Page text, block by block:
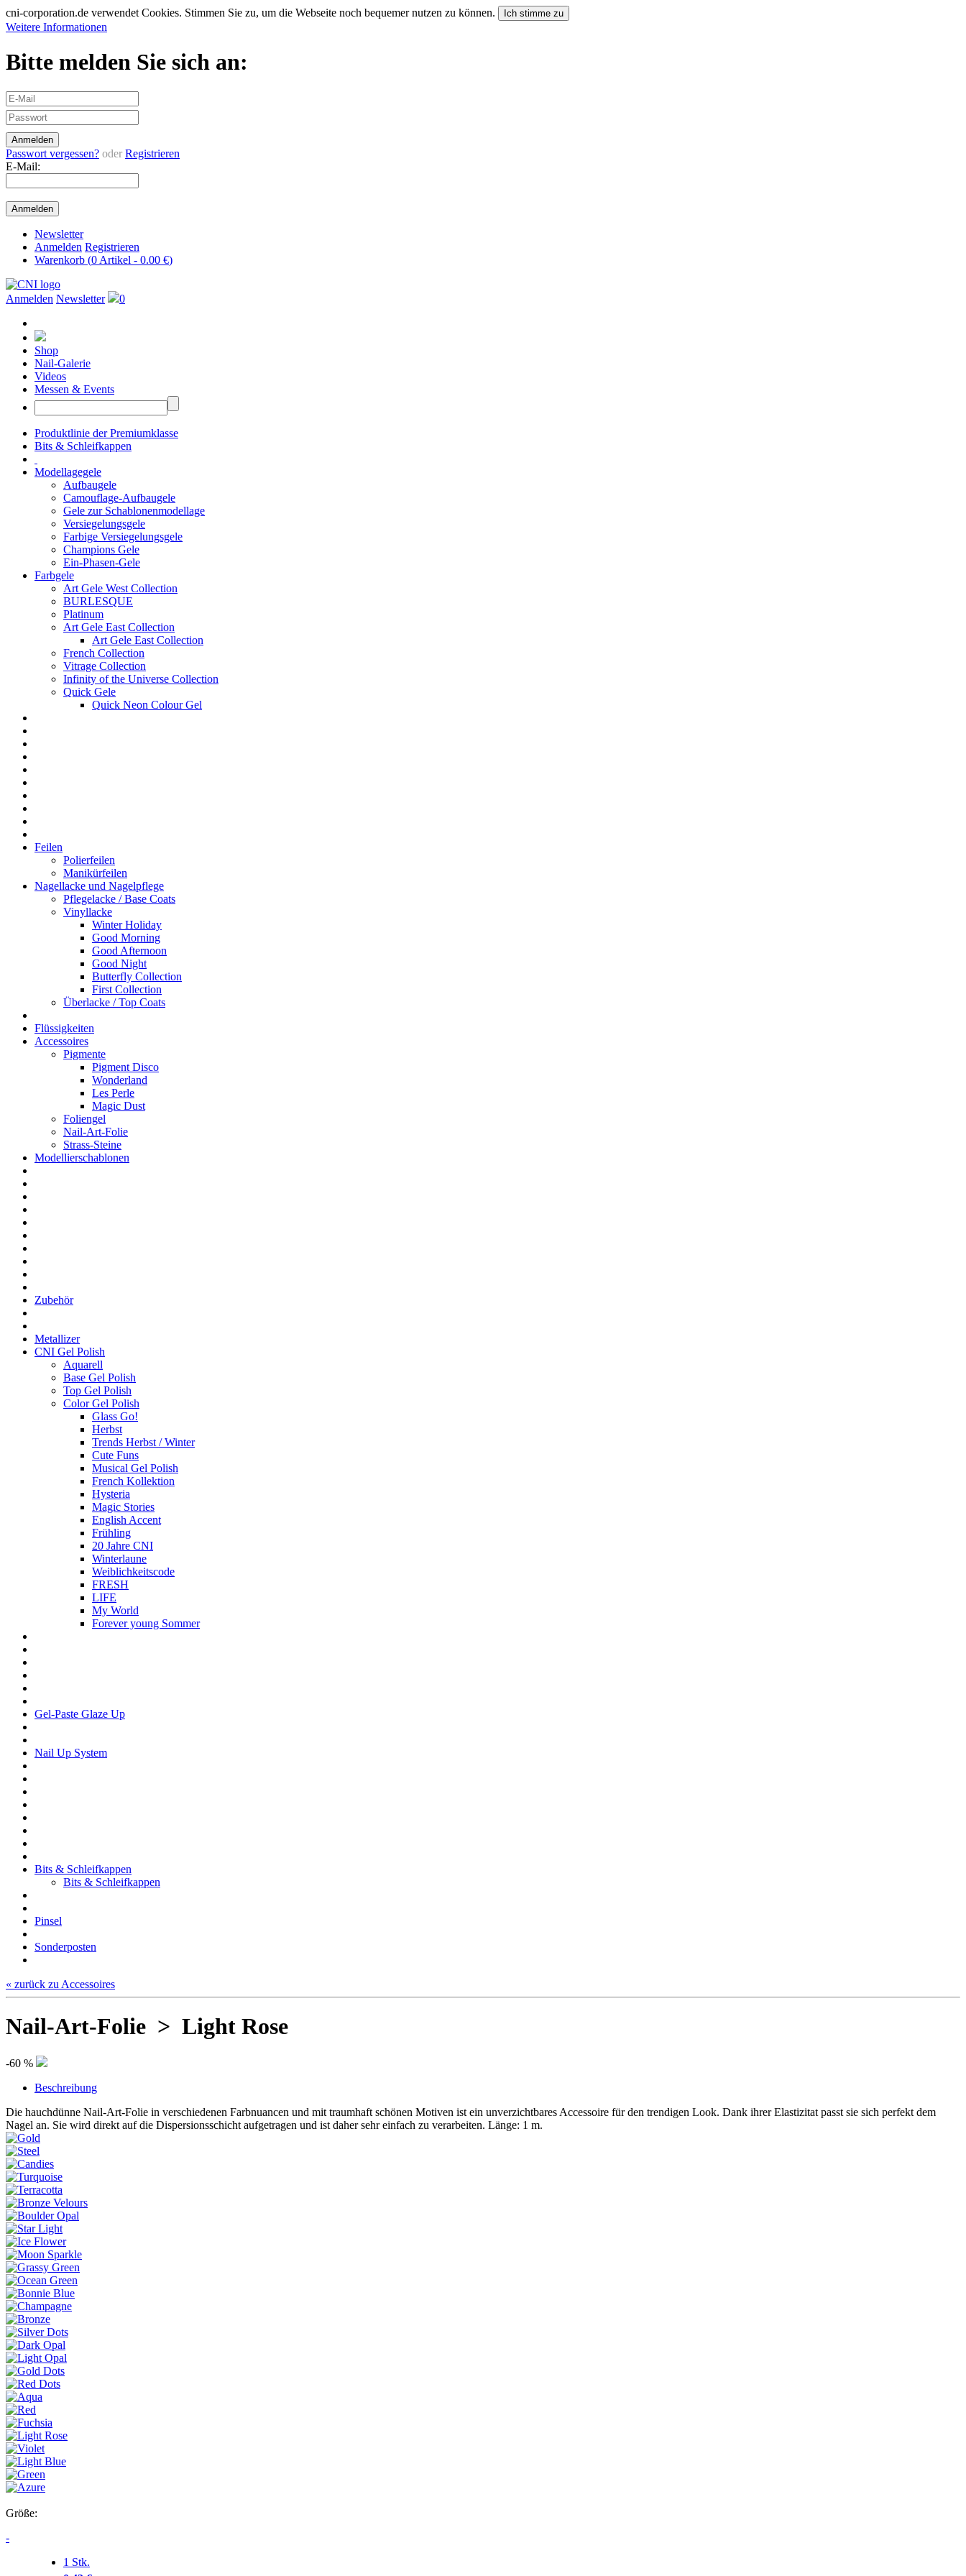
cni-corporation.de verwendet Cookies. Stimmen Sie zu, um die Webseite noch bequemer nutzen zu können. Ich stimme zu
Weitere Informationen
Bitte melden Sie sich an:
Passwort vergessen? oder Registrieren
E-Mail:
Newsletter
Anmelden Registrieren
Warenkorb (0 Artikel - 0.00 €)
Anmelden Newsletter 0
Shop
Nail-Galerie
Videos
Messen & Events
Produktlinie der Premiumklasse
Bits & Schleifkappen
Modellagegele
Aufbaugele
Camouflage-Aufbaugele
Gele zur Schablonenmodellage
Versiegelungsgele
Farbige Versiegelungsgele
Champions Gele
Ein-Phasen-Gele
Farbgele
Art Gele West Collection
BURLESQUE
Platinum
Art Gele East Collection
Art Gele East Collection
French Collection
Vitrage Collection
Infinity of the Universe Collection
Quick Gele
Quick Neon Colour Gel
Feilen
Polierfeilen
Manikürfeilen
Nagellacke und Nagelpflege
Pflegelacke / Base Coats
Vinyllacke
Winter Holiday
Good Morning
Good Afternoon
Good Night
Butterfly Collection
First Collection
Überlacke / Top Coats
Flüssigkeiten
Accessoires
Pigmente
Pigment Disco
Wonderland
Les Perle
Magic Dust
Foliengel
Nail-Art-Folie
Strass-Steine
Modellierschablonen
Zubehör
Metallizer
CNI Gel Polish
Aquarell
Base Gel Polish
Top Gel Polish
Color Gel Polish
Glass Go!
Herbst
Trends Herbst / Winter
Cute Funs
Musical Gel Polish
French Kollektion
Hysteria
Magic Stories
English Accent
Frühling
20 Jahre CNI
Winterlaune
Weiblichkeitscode
FRESH
LIFE
My World
Forever young Sommer
Gel-Paste Glaze Up
Nail Up System
Bits & Schleifkappen
Bits & Schleifkappen
Pinsel
Sonderposten
« zurück zu Accessoires
Nail-Art-Folie > Light Rose
-60 %
Beschreibung
Die hauchdünne Nail-Art-Folie in verschiedenen Farbnuancen und mit traumhaft schönen Motiven ist ein unverzichtbares Accessoire für den trendigen Look. Dank ihrer Elastizitat passt sie sich perfekt dem
Nagel an. Sie wird direkt auf die Dispersionsschicht aufgetragen und ist daher sehr einfach zu verarbeiten. Länge: 1 m.
Größe:
-
1 Stk.